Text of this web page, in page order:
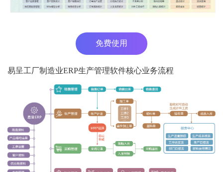
免费使用
易呈工厂制造业ERP生产管理软件核心业务流程